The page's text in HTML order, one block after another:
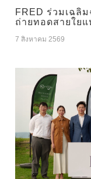
FRED ร่วมเฉลิ
ถ่ายทอดสายใย
7 สิงหาคม 2569